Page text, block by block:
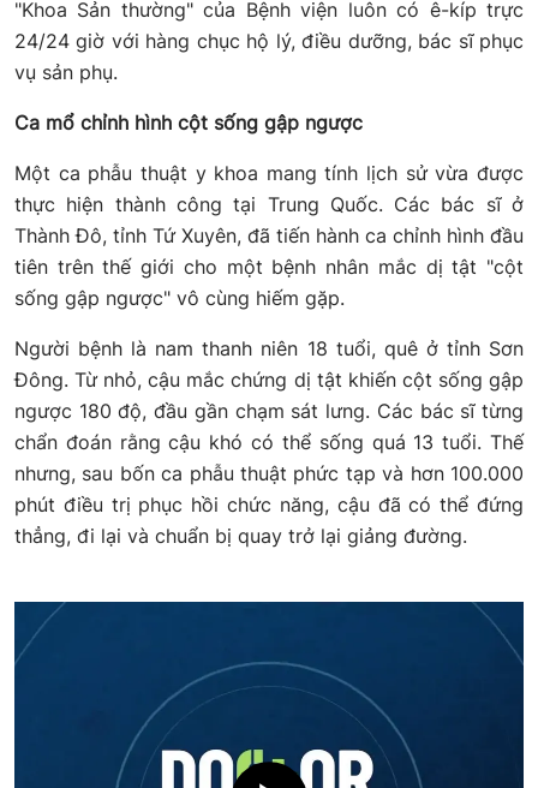
"Khoa Sản thường" của Bệnh viện luôn có ê-kíp trực
24/24 giờ với hàng chục hộ lý, điều dưỡng, bác sĩ phục
vụ sản phụ.
Ca mổ chỉnh hình cột sống gập ngược
Một ca phẫu thuật y khoa mang tính lịch sử vừa được
thực hiện thành công tại Trung Quốc. Các bác sĩ ở
Thành Đô, tỉnh Tứ Xuyên, đã tiến hành ca chỉnh hình đầu
tiên trên thế giới cho một bệnh nhân mắc dị tật "cột
sống gập ngược" vô cùng hiếm gặp.
Người bệnh là nam thanh niên 18 tuổi, quê ở tỉnh Sơn
Đông. Từ nhỏ, cậu mắc chứng dị tật khiến cột sống gập
ngược 180 độ, đầu gần chạm sát lưng. Các bác sĩ từng
chẩn đoán rằng cậu khó có thể sống quá 13 tuổi. Thế
nhưng, sau bốn ca phẫu thuật phức tạp và hơn 100.000
phút điều trị phục hồi chức năng, cậu đã có thể đứng
thẳng, đi lại và chuẩn bị quay trở lại giảng đường.